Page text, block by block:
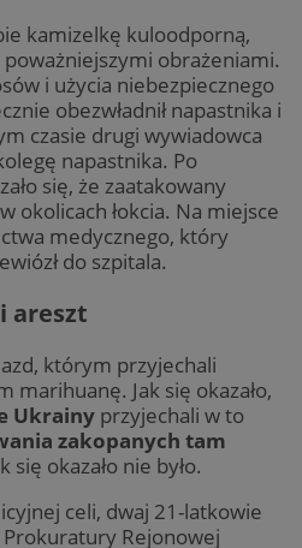
kamizelkę kuloodporną,
obrażeniami.
i użycia niebezpiecznego
obezwładnił napastnika i
czasie drugi wywiadowca
napastnika. Po
się, że zaatakowany
okolicach łokcia. Na miejsce
medycznego, który
do szpitala.
areszt
którym przyjechali
marihuanę. Jak się okazało,
Ukrainy przyjechali w to
zakopanych tam
się okazało nie było.
celi, dwaj 21-latkowie
Rejonowej